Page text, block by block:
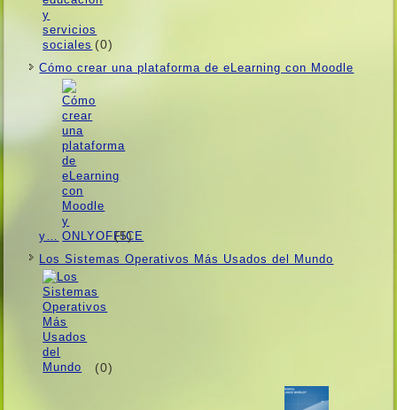
(0)
Cómo crear una plataforma de eLearning con Moodle
y… (5)
Los Sistemas Operativos Más Usados ​​del Mundo
(0)